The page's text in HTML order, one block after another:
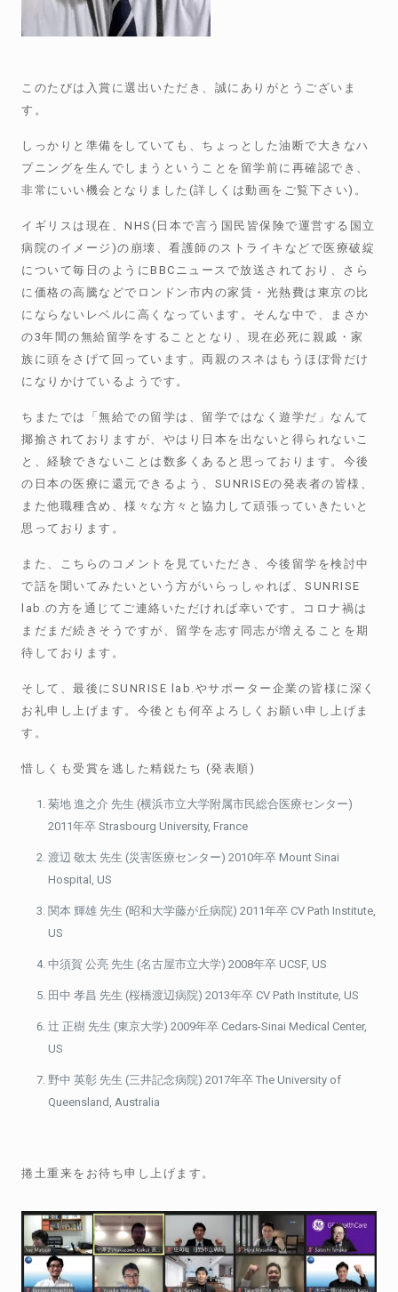
このたびは入賞に選出いただき、誠にありがとうございま
す。
しっかりと準備をしていても、ちょっとした油断で大きなハ
プニングを生んでしまうということを留学前に再確認でき、
非常にいい機会となりました (詳しくは動画をご覧下さい) 。
イギリスは現在、NHS( 日本で言う国民皆保険で運営する国立
病院のイメージ )の崩壊、看護師のストライキなどで医療破綻
について毎日のようにBBC ニュースで放送されており、さら
に価格の高騰などでロンドン市内の家賃・光熱費は東京の比
にならないレベルに高くなっています。そんな中で、まさか
の3年間の無給留学をすることとなり、現在必死に親戚・家
族に頭をさげて回っています。両親のスネはもうほぼ骨だけ
になりかけているようです。
ちまたでは「無給での留学は、留学ではなく遊学だ」なんて
揶揄されておりますが、やはり日本を出ないと得られないこ
と、経験できないことは数多くあると思っております。今後
の日本の医療に還元できるよう、 SUNRISEの発表者の皆様、
また他職種含め、様々な方々と協力して頑張っていきたいと
思っております。
また、こちらのコメントを見ていただき、今後留学を検討中
で話を聞いてみたいという方がいらっしゃれば、SUNRISE
lab.の方を通じてご連絡いただければ幸いです。コロナ禍は
まだまだ続きそうですが、留学を志す同志が増えることを期
待しております。
そして、最後に SUNRISE lab. やサポーター企業の皆様に深く
お礼申し上げます。今後とも何卒よろしくお願い申し上げま
す。
惜しくも受賞を逃した精鋭たち (発表順)
菊地 進之介 先生 (横浜市立大学附属市民総合医療センター)
2011年卒 Strasbourg University, France
渡辺 敬太 先生 (災害医療センター) 2010年卒 Mount Sinai
Hospital, US
関本 輝雄 先生 (昭和大学藤が丘病院) 2011年卒 CV Path Institute,
US
中須賀 公亮 先生 (名古屋市立大学) 2008年卒 UCSF, US
田中 孝昌 先生 (桜橋渡辺病院) 2013年卒 CV Path Institute, US
辻 正樹 先生 (東京大学) 2009年卒 Cedars-Sinai Medical Center,
US
野中 英彰 先生 (三井記念病院) 2017年卒 The University of
Queensland, Australia
捲土重来をお待ち申し上げます。